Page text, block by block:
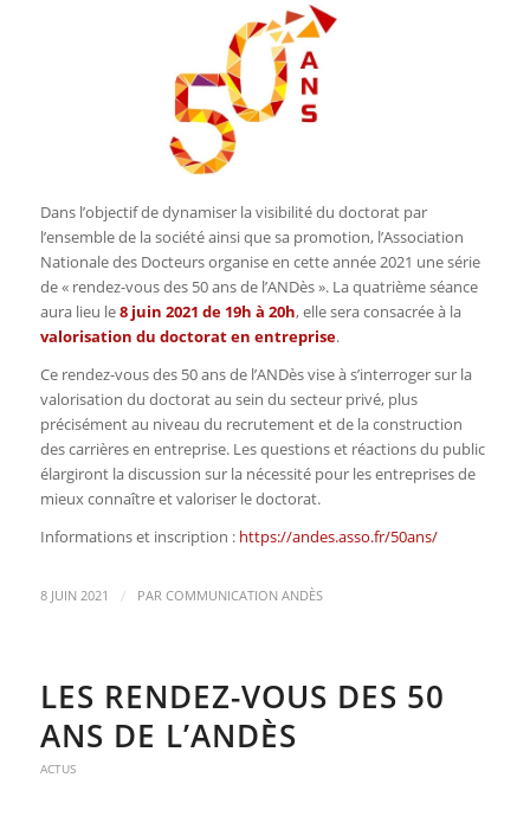
Dans l’objectif de dynamiser la visibilité du doctorat par
l’ensemble de la société ainsi que sa promotion, l’Association
Nationale des Docteurs organise en cette année 2021 une série
de « rendez-vous des 50 ans de l’ANDès ». La quatrième séance
aura lieu le8 juin 2021 de 19h à 20h, elle sera consacrée à la
valorisation du doctorat en entreprise.
Ce rendez-vous des 50 ans de l’ANDès vise à s’interroger sur la
valorisation du doctorat au sein du secteur privé, plus
précisément au niveau du recrutement et de la construction
des carrières en entreprise. Les questions et réactions du public
élargiront la discussion sur la nécessité pour les entreprises de
mieux connaître et valoriser le doctorat.
Informations et inscription : https://andes.asso.fr/50ans/
8 JUIN 2021 / PAR COMMUNICATION ANDÈS
LES RENDEZ-VOUS DES 50
ANS DE L’ANDÈS
ACTUS